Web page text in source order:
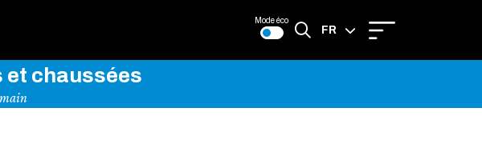
Mode éco
FR
et chaussées